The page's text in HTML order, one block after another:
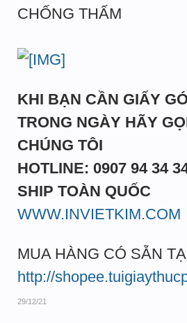
CHỐNG THẤM
KHI BẠN CẦN GIẤY
TRONG NGÀY HÃY
CHÚNG TÔI
HOTLINE: 0907 94 34
SHIP TOÀN QUỐC
WWW.INVIETKIM.COM
MUA HÀNG CÓ SẴN
http://
29/12/21